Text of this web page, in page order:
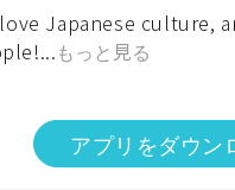
Japanese culture,
もっと見る
アプリをダウン